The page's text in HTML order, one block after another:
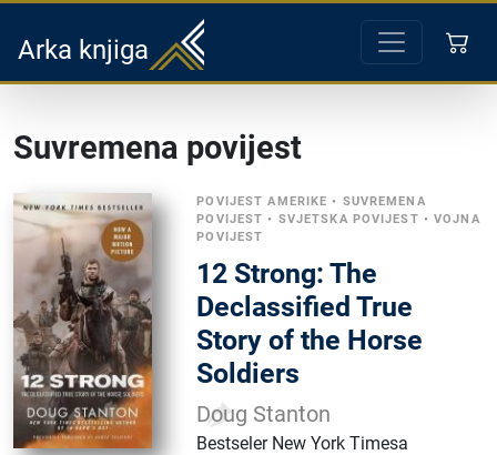
Arka knjiga
Suvremena povijest
POVIJEST AMERIKE • SUVREMENA
POVIJEST • SVJETSKA POVIJEST •VOJNA
POVIJEST
12 Strong: The
Declassified True
Story of the Horse
Soldiers
Doug Stanton
Bestseler New York Timesa